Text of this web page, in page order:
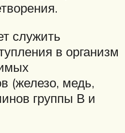
служить
в организм
(железо, медь,
группы В и